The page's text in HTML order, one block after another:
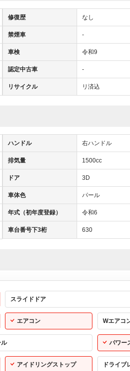
修復歴 なし
禁煙車 -
車検 令和9
認定中古車 -
リサイクル リ済込
ハンドル 右ハンドル
排気量 1500cc
ドア 3D
車体色 パール
年式（初年度登録） 令和6
車台番号下3桁 630
スライドドア
エアコン Wエアコ
パワー
アイドリングストップ ドライブ